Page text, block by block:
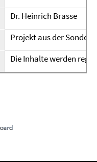
Dr. Heinrich Brasse
Projekt aus der
Die Inhalte werden